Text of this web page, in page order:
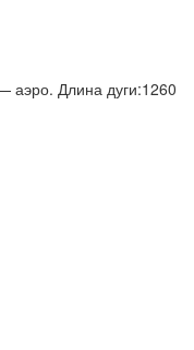
аэро. Длина дуги:1260